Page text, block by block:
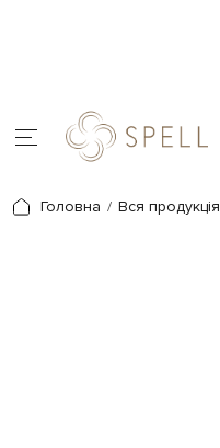
Головна Вся продукція